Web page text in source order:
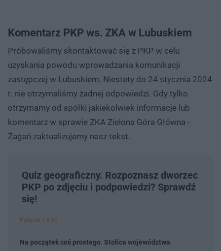
Komentarz PKP ws. ZKA w Lubuskiem
Próbowaliśmy skontaktować się z PKP w celu
uzyskania powodu wprowadzania komunikacji
zastępczej w Lubuskiem. Niestety do 24 stycznia 2024
r. nie otrzymaliśmy żadnej odpowiedzi. Gdy tylko
otrzymamy od spółki jakiekolwiek informacje lub
komentarz w sprawie ZKA Zielona Góra Główna -
Żagań zaktualizujemy nasz tekst.
Quiz geograficzny. Rozpoznasz dworzec
PKP po zdjęciu i podpowiedzi? Sprawdź
się!
Pytanie 1 z 10
Na początek coś prostego. Stolica województwa